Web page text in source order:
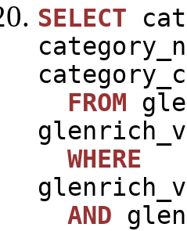
SELECT
FROM
WHERE
AND